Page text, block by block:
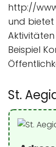
http://
und
Beispiel
St.